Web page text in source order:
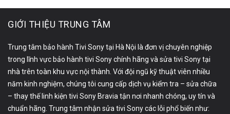
GIỚI THIỆU TRUNG TÂM
Trung tâm bảo hành Tivi Sony tại Hà Nội là đơn vị chuyên nghiệp
trong lĩnh vực bảo hành tivi Sony chính hãng và sửa tivi Sony tại
nhà trên toàn khu vực nội thành. Với đội ngũ kỹ thuật viên nhiều
năm kinh nghiệm, chúng tôi cung cấp dịch vụ kiểm tra – sửa chữa
– thay thế linh kiện tivi Sony Bravia tận nơi nhanh chóng, uy tín và
chuẩn hãng. Trung tâm nhận sửa tivi Sony các lỗi phổ biến như: